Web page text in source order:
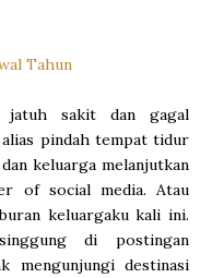
Tahun
jatuh sakit dan gagal
pindah tempat tidur
keluarga melanjutkan
of social media. Atau
keluargaku kali ini.
di postingan
mengunjungi destinasi